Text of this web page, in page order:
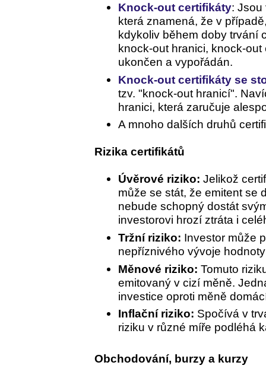
Knock-out certifikáty: Jsou
která znamená, že v
kdykoliv během doby trvání
knock-out hranici, knock-
ukončen a vypořádán.
Knock-out certifikáty se
tzv. "knock-out hranicí".
hranici, která zaručuje
A mnoho dalších druhů
Rizika certifikátů
Úvěrové riziko: Jelikož
může se stát, že emitent se
nebude schopný dostát
investorovi hrozí ztráta i
Tržní riziko: Investor může
nepříznivého vývoje
Měnové riziko: Tomuto
emitovaný v cizí měně.
investice oproti měně
Inflační riziko: Spočívá v
riziku v různé míře podléhá
Obchodování, burzy a kurzy